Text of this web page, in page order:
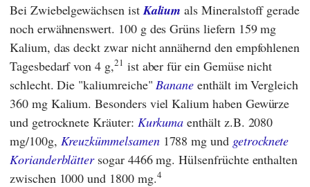
Bei Zwiebelgewächsen istKalium als Mineralstoff gerade
noch erwähnenswert. 100 g des Grüns liefern 159 mg
Kalium, das deckt zwar nicht annähernd den empfohlenen
Tagesbedarf von 4 g,21 ist aber für ein Gemüse nicht
schlecht. Die "kaliumreiche"Banane enthält im Vergleich
360 mg Kalium. Besonders viel Kalium haben Gewürze
und getrocknete Kräuter: Kurkuma enthält z.B. 2080
mg/100g, Kreuzkümmelsamen1788 mg und getrocknete
Korianderblättersogar 4466 mg. Hülsenfrüchte enthalten
zwischen 1000 und 1800 mg.4